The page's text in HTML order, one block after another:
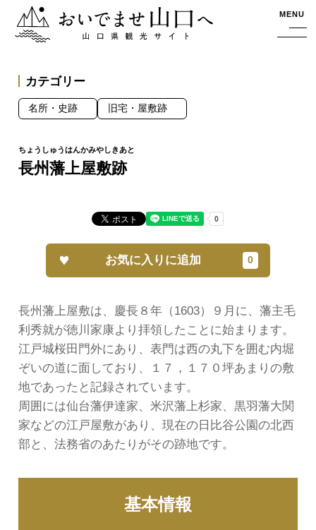
おいでませ山口へー山口県観光サイト MENU
長州藩上屋敷跡
長州藩上屋敷は、慶長８年（1603）９月に、藩主毛
利秀就が徳川家康より拝領したことに始まります。
江戸城桜田門外にあり、表門は西の丸下を囲む内堀
ぞいの道に面しており、１７，１７０坪あまりの敷
地であったと記録されています。
周囲には仙台藩伊達家、米沢藩上杉家、黒羽藩大関
家などの江戸屋敷があり、現在の日比谷公園の北西
部と、法務省のあたりがその跡地です。
お気に入りに追加
カテゴリー
名所・史跡 旧宅・屋敷跡
基本情報